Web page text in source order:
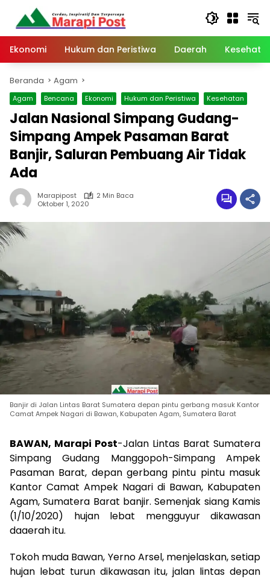
Langsung
konten
Ekonomi
Hukum dan Peristiwa Daerah
Beranda Agam
Agam Bencana Ekonomi Hukum dan Peristiwa Kesehatan
Jalan Nasional Simpang Gudang-
Simpang Ampek Pasaman Barat
Banjir, Saluran Pembuang Air Tidak
Ada
Marapipost
2 Min Baca
Oktober 1, 2020
Banjir di Jalan Lintas Barat Sumatera depan pintu gerbang masuk Kantor
Camat Ampek Nagari di Bawan, Kabupaten Agam, Sumatera Barat
BAWAN, Marapi Post-Jalan Lintas Barat Sumatera
Simpang Gudang Manggopoh-Simpang Ampek
Pasaman Barat, depan gerbang pintu pintu masuk
Kantor Camat Ampek Nagari di Bawan, Kabupaten
Agam, Sumatera Barat banjir. Semenjak siang Kamis
(1/10/2020) hujan lebat mengguyur dikawasan
daaerah itu.
Tokoh muda Bawan, Yerno Arsel, menjelaskan, setiap
hujan lebat turun dikawasan itu, jalan lintas depan